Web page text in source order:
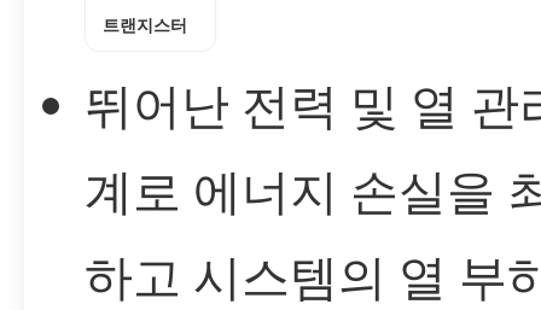
트랜지스터
뛰어난 전력 및 열 관
계로 에너지 손실을
하고 시스템의 열 부